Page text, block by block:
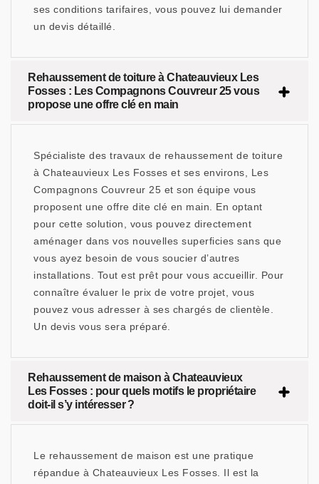
ses conditions tarifaires, vous pouvez lui demander
un devis détaillé.
Rehaussement de toiture à Chateauvieux Les
Fosses : Les Compagnons Couvreur 25 vous
propose une offre clé en main
Spécialiste des travaux de rehaussement de toiture
à Chateauvieux Les Fosses et ses environs, Les
Compagnons Couvreur 25 et son équipe vous
proposent une offre dite clé en main. En optant
pour cette solution, vous pouvez directement
aménager dans vos nouvelles superficies sans que
vous ayez besoin de vous soucier d’autres
installations. Tout est prêt pour vous accueillir. Pour
connaître évaluer le prix de votre projet, vous
pouvez vous adresser à ses chargés de clientèle.
Un devis vous sera préparé.
Rehaussement de maison à Chateauvieux
Les Fosses : pour quels motifs le propriétaire
doit-il s’y intéresser ?
Le rehaussement de maison est une pratique
répandue à Chateauvieux Les Fosses. Il est la